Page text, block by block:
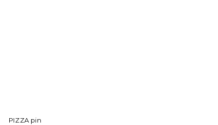
PIZZA pin